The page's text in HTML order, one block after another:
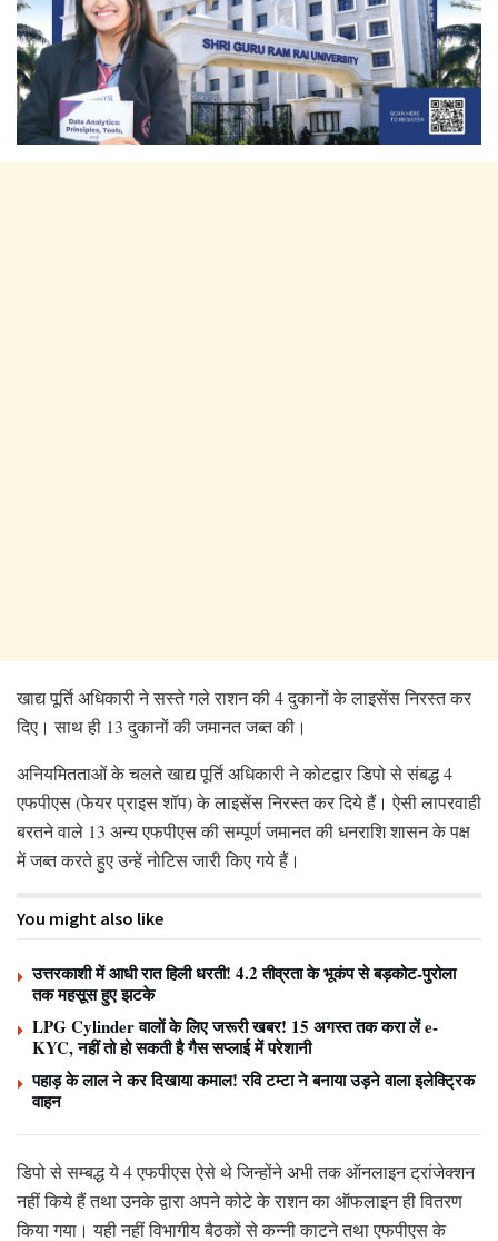
खाद्य पूर्ति अधिकारी ने सस्ते गले राशन की 4 दुकानों के लाइसेंसनिरस्त कर
दिए। साथ ही 13 दुकानों की जमानत जब्त की।
अनियमितताओं के चलते खाद्य पूर्ति अधिकारी ने कोटद्वार डिपो से संबद्ध 4
एफपीएस (फेयर प्राइस शॉप) के लाइसेंस निरस्त कर दिये हैं। ऐसी लापरवाही
बरतने वाले 13 अन्य एफपीएस की सम्पूर्ण जमानत की धनराशि शासन के पक्ष
में जब्त करते हुए उन्हें नोटिस जारी किए गये हैं।
You might also like
उत्तरकाशी में आधी रात हिली धरती! 4.2 तीव्रता के भूकंप से बड़कोट-पुरोला
तक महसूस हुए झटके
LPG Cylinder वालों के लिए जरूरी खबर! 15 अगस्त तक करा लें e-
KYC, नहीं तो हो सकती है गैस सप्लाई में परेशानी
पहाड़ के लाल ने कर दिखाया कमाल! रवि टम्टा ने बनाया उड़ने वाला इलेक्ट्रिक
वाहन
डिपो से सम्बद्ध ये 4 एफपीएस ऐसे थे जिन्होंने अभी तक ऑनलाइन ट्रांजेक्शन
नहीं किये हैं तथा उनके द्वारा अपने कोटे के राशन का ऑफलाइन ही वितरण
किया गया। यही नहीं विभागीय बैठकों से कन्नी काटने तथा एफपीएस के